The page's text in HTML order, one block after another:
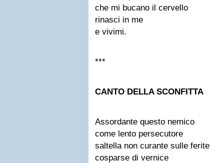
che mi bucano il cervello
rinasci in me
e vivimi.
***
CANTO DELLA SCONFITTA
Assordante questo nemico
come lento persecutore
saltella non curante sulle ferite
cosparse di vernice